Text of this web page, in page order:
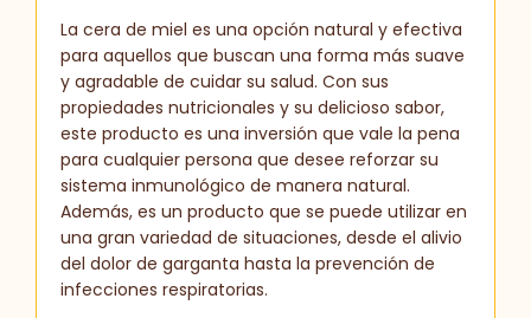
La cera de miel es una opción natural y efectiva
para aquellos que buscan una forma más suave
y agradable de cuidar su salud. Con sus
propiedades nutricionales y su delicioso sabor,
este producto es una inversión que vale la pena
para cualquier persona que desee reforzar su
sistema inmunológico de manera natural.
Además, es un producto que se puede utilizar en
una gran variedad de situaciones, desde el alivio
del dolor de garganta hasta la prevención de
infecciones respiratorias.